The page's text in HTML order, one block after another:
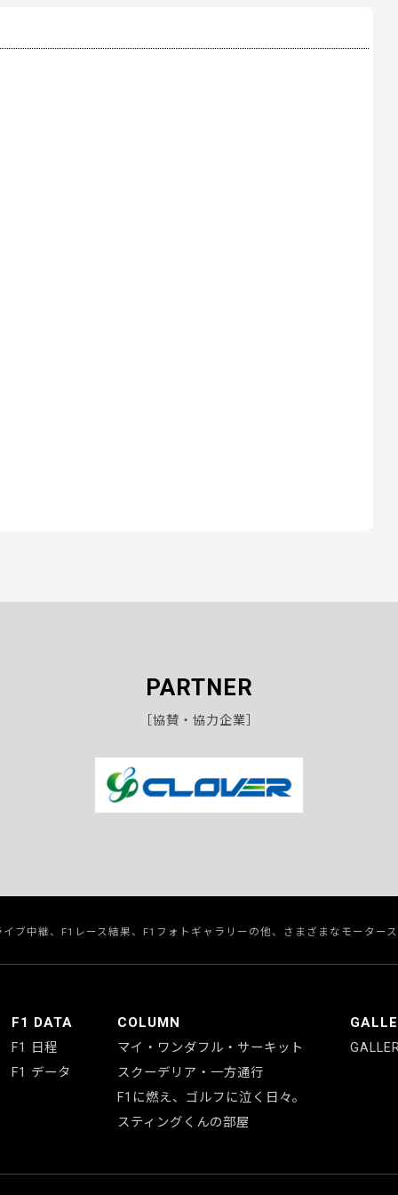
PARTNER
［協賛・協力企業］
ブ中継、F1レース結果、F1フォトギャラリーの他、さまざまなモーター
F1 DATA
F1 日程
F1 データ
COLUMN
マイ・ワンダフル・サーキット
スクーデリア・一方通行
F1に燃え、ゴルフに泣く日々。
スティングくんの部屋